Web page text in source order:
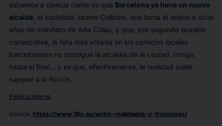
sabemos a ciencia cierta es que Barcelona ya tiene un nuevo
alcalde, el socialista Jaume Collboni, que toma el relevo a ocho
años de mandato de Ada Colau, y que, por segunda ocasión
consecutiva, la lista más votada en los comicios locales
barceloneses no consigue la alcaldía de la ciudad. Intriga
hasta el final… y es que, efectivamente, la realidad suele
superar a la ficción.
Politica Interna
Source: https://www.19n.eu/entre-realidades-y-fricciones/